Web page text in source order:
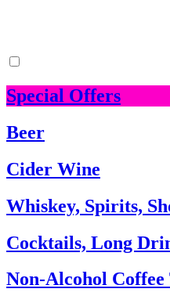
Special Offers
Beer
Cider Wine
Whiskey, Spirits,
Cocktails, Long
Non-Alcohol Coffee